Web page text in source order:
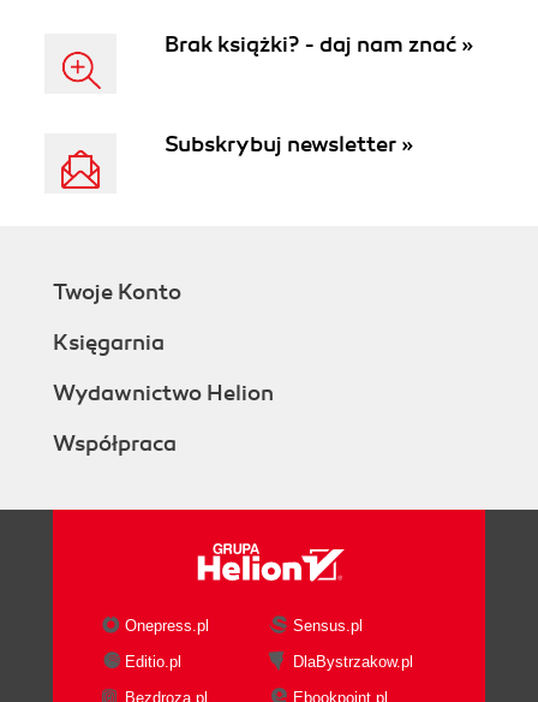
Brak książki? - daj nam znać »
Subskrybuj newsletter »
Twoje Konto
Księgarnia
Wydawnictwo Helion
Współpraca
Onepress.pl
Sensus.pl
Editio.pl
DlaBystrzakow.pl
Bezdroza.pl
Ebookpoint.pl